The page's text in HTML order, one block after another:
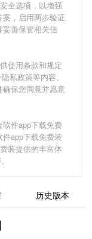
全选项，以增强
，启用两步验证
善保管相关信
使用条款和规定
私政策等内容。
保您同意并愿意
件app下载免费
app下载免费装
装提供的丰富体
历史版本